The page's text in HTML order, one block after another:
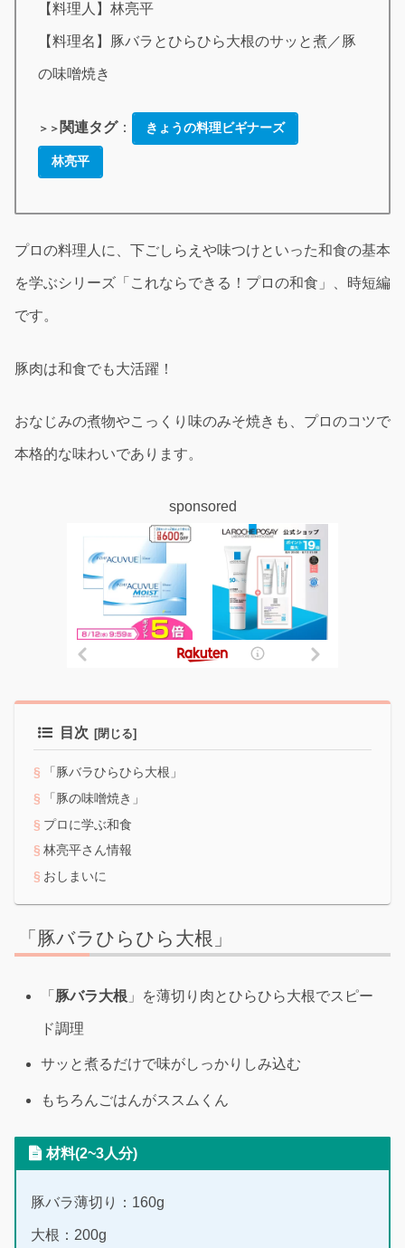
【料理人】林亮平
【料理名】豚バラとひらひら大根のサッと煮／豚
の味噌焼き
＞＞ 関連タグ： きょうの料理ビギナーズ
林亮平
プロの料理人に、下ごしらえや味つけといった和食の基本
を学ぶシリーズ「これならできる！プロの和食」、時短編
です。
豚肉は和食でも大活躍！
おなじみの煮物やこっくり味のみそ焼きも、プロのコツで
本格的な味わいであります。
sponsored
目次
「豚バラひらひら大根」
「豚の味噌焼き」
プロに学ぶ和食
林亮平さん情報
おしまいに
「豚バラひらひら大根」
「 豚バラ大根 」を薄切り肉とひらひら大根でスピー
ド調理
サッと煮るだけで味がしっかりしみ込む
もちろんごはんがススムくん
材料(2~3人分)
豚バラ薄切り：160g
大根：200g